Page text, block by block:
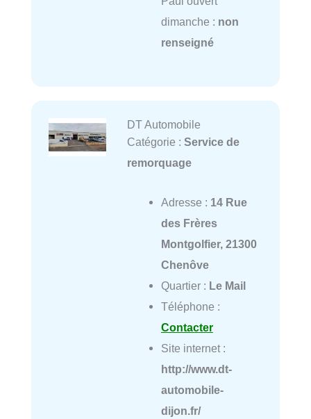
dimanche : non
renseigné
DT Automobile
Catégorie : Service de
remorquage
Adresse : 14 Rue
des Frères
Montgolfier, 21300
Chenôve
Quartier : Le Mail
Téléphone :
Contacter
Site internet :
http://www.dt-
automobile-
dijon.fr/